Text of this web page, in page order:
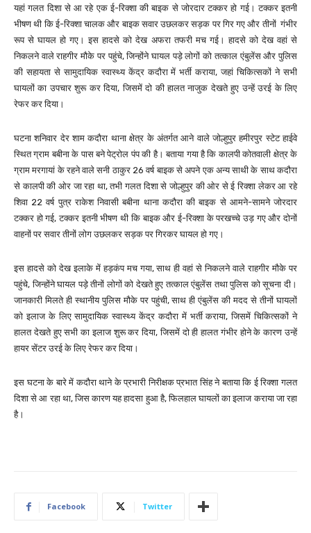
यहां गलत दिशा से आ रहे एक ई-रिक्शा की बाइक से जोरदार टक्कर हो गई। टक्कर इतनी
भीषण थी कि ई-रिक्शा चालक और बाइक सवार उछलकर सड़क पर गिर गए और तीनों गंभीर
रूप से घायल हो गए। इस हादसे को देख अफरा तफरी मच गई। हादसे को देख वहां से
निकलने वाले राहगीर मौके पर पहुंचे, जिन्होंने घायल पड़े लोगों को तत्काल एंबुलेंस और पुलिस
की सहायता से सामुदायिक स्वास्थ्य केंद्र कदौरा में भर्ती कराया, जहां चिकित्सकों ने सभी
घायलों का उपचार शुरू कर दिया, जिसमें दो की हालत नाजुक देखते हुए उन्हें उरई के लिए
रेफर कर दिया।
घटना शनिवार देर शाम कदौरा थाना क्षेत्र के अंतर्गत आने वाले जोल्हुपुर हमीरपुर स्टेट हाईवे
स्थित ग्राम बबीना के पास बने पेट्रोल पंप की है। बताया गया है कि कालपी कोतवाली क्षेत्र के
ग्राम मरगायां के रहने वाले सनी ठाकुर 26 वर्ष बाइक से अपने एक अन्य साथी के साथ कदौरा
से कालपी की ओर जा रहा था, तभी गलत दिशा से जोल्हुपुर की ओर से ई रिक्शा लेकर आ रहे
शिवा 22 वर्ष पुत्र राकेश निवासी बबीना थाना कदौरा की बाइक से आमने-सामने जोरदार
टक्कर हो गई, टक्कर इतनी भीषण थी कि बाइक और ई-रिक्शा के परखच्चे उड़ गए और दोनों
वाहनों पर सवार तीनों लोग उछलकर सड़क पर गिरकर घायल हो गए।
इस हादसे को देख इलाके में हड़कंप मच गया, साथ ही वहां से निकलने वाले राहगीर मौके पर
पहुंचे, जिन्होंने घायल पड़े तीनों लोगों को देखते हुए तत्काल एंबुलेंस तथा पुलिस को सूचना दी।
जानकारी मिलते ही स्थानीय पुलिस मौके पर पहुंची, साथ ही एंबुलेंस की मदद से तीनों घायलों
को इलाज के लिए सामुदायिक स्वास्थ्य केंद्र कदौरा में भर्ती कराया, जिसमें चिकित्सकों ने
हालत देखते हुए सभी का इलाज शुरू कर दिया, जिसमें दो ही हालत गंभीर होने के कारण उन्हें
हायर सेंटर उरई के लिए रेफर कर दिया।
इस घटना के बारे में कदौरा थाने के प्रभारी निरीक्षक प्रभात सिंह ने बताया कि ई रिक्शा गलत
दिशा से आ रहा था, जिस कारण यह हादसा हुआ है, फिलहाल घायलों का इलाज कराया जा रहा
है।
Facebook Twitter